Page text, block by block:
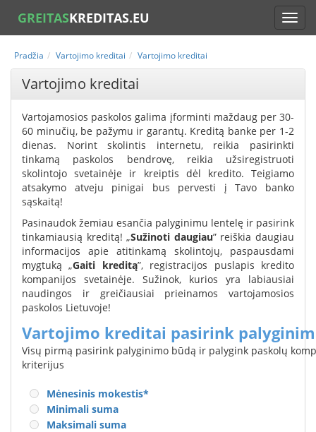
GREITASKREDITAS.EU
Pradžia Vartojimo kreditai Vartojimo kreditai
Vartojimo kreditai
Vartojamosios paskolos galima įforminti maždaug per 30-
60 minučių, be pažymu ir garantų. Kreditą banke per 1-2
dienas. Norint skolintis internetu, reikia pasirinkti
tinkamą paskolos bendrovę, reikia užsiregistruoti
skolintojo svetainėje ir kreiptis dėl kredito. Teigiamo
atsakymo atveju pinigai bus pervesti į Tavo banko
sąskaitą!
Pasinaudok žemiau esančia palyginimu lentelę ir pasirink
tinkamiausią kreditą! „Sužinoti daugiau” reiškia daugiau
informacijos apie atitinkamą skolintojų, paspausdami
mygtuką „Gaiti kreditą”, registracijos puslapis kredito
kompanijos svetainėje. Sužinok, kurios yra labiausiai
naudingos ir greičiausiai prieinamos vartojamosios
paskolos Lietuvoje!
Vartojimo kreditai pasirink
Visų pirmą pasirink palyginimo būdą ir palygink paskolų
kriterijus
Mėnesinis mokestis*
Minimali suma
Maksimali suma